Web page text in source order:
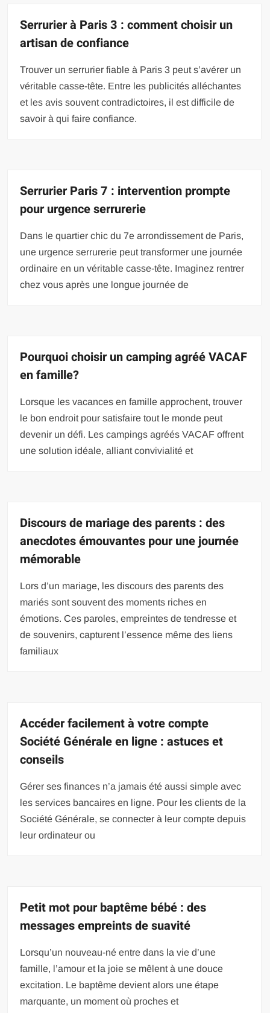
Serrurier à Paris 3 : comment choisir un
artisan de confiance
Trouver un serrurier fiable à Paris 3 peut s’avérer un
véritable casse-tête. Entre les publicités alléchantes
et les avis souvent contradictoires, il est difficile de
savoir à qui faire confiance.
Serrurier Paris 7 : intervention prompte
pour urgence serrurerie
Dans le quartier chic du 7e arrondissement de Paris,
une urgence serrurerie peut transformer une journée
ordinaire en un véritable casse-tête. Imaginez rentrer
chez vous après une longue journée de
Pourquoi choisir un camping agréé VACAF
en famille?
Lorsque les vacances en famille approchent, trouver
le bon endroit pour satisfaire tout le monde peut
devenir un défi. Les campings agréés VACAF offrent
une solution idéale, alliant convivialité et
Discours de mariage des parents : des
anecdotes émouvantes pour une journée
mémorable
Lors d’un mariage, les discours des parents des
mariés sont souvent des moments riches en
émotions. Ces paroles, empreintes de tendresse et
de souvenirs, capturent l’essence même des liens
familiaux
Accéder facilement à votre compte
Société Générale en ligne : astuces et
conseils
Gérer ses finances n’a jamais été aussi simple avec
les services bancaires en ligne. Pour les clients de la
Société Générale, se connecter à leur compte depuis
leur ordinateur ou
Petit mot pour baptême bébé : des
messages empreints de suavité
Lorsqu’un nouveau-né entre dans la vie d’une
famille, l’amour et la joie se mêlent à une douce
excitation. Le baptême devient alors une étape
marquante, un moment où proches et